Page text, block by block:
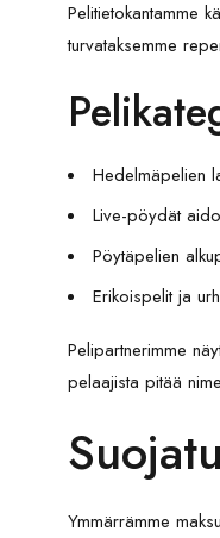
Pelitietokantamme
turvataksemme
Hedelmäpelien
Live-pöydät
Pöytäpelien
Erikoispelit ja
Pelipartnerimme
pelaajista pitää
Ymmärrämme